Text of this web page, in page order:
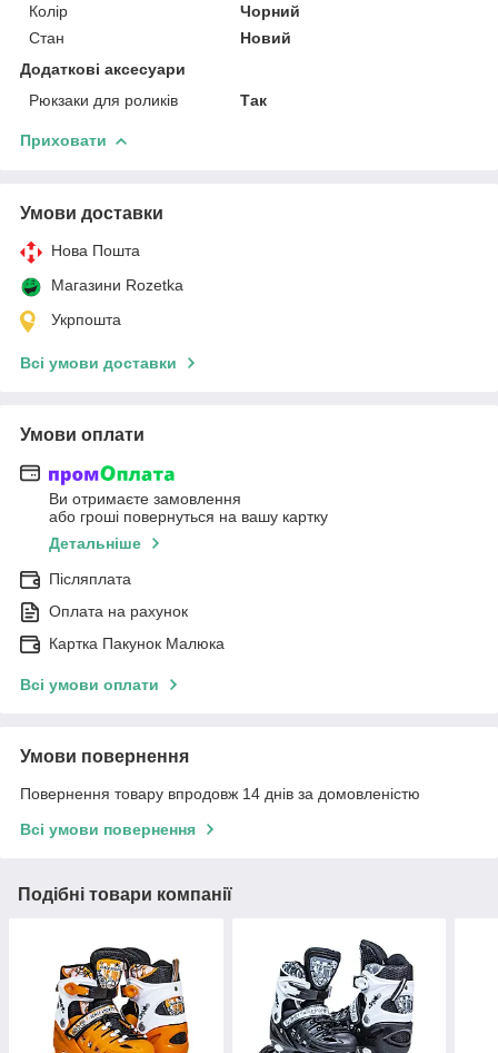
Колір
Чорний
Стан
Новий
Додаткові аксесуари
Рюкзаки для роликів
Так
Приховати
Умови доставки
Нова Пошта
Магазини Rozetka
Укрпошта
Всі умови доставки
Умови оплати
Ви отримаєте замовлення
або гроші повернуться на вашу картку
Детальніше
Післяплата
Оплата на рахунок
Картка Пакунок Малюка
Всі умови оплати
Умови повернення
Повернення товару впродовж 14 днів за домовленістю
Всі умови повернення
Подібні товари компанії